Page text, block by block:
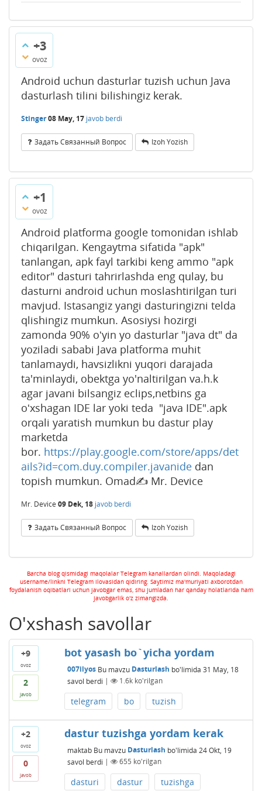
+3
ovoz
Android uchun dasturlar tuzish uchun Java
dasturlash tilini bilishingiz kerak.
Stinger08 May, 17 javob berdi
Задать Связанный Вопрос Izoh Yozish
+1
ovoz
Android platforma google tomonidan ishlab
chiqarilgan. Kengaytma sifatida "apk"
tanlangan, apk fayl tarkibi keng ammo "apk
editor" dasturi tahrirlashda eng qulay, bu
dasturni android uchun moslashtirilgan turi
mavjud. Istasangiz yangi dasturingizni telda
qlishingiz mumkun. Asosiysi hozirgi
zamonda 90% oʻyin yo dasturlar "java dt" da
yoziladi sababi Java platforma muhit
tanlamaydi, havsizlikni yuqori darajada
ta'minlaydi, obektga yo'naltirilgan va.h.k
agar javani bilsangiz eclips,netbins ga
oʻxshagan IDE lar yoki teda "java IDE".apk
orqali yaratish mumkun bu dastur play
marketda
bor. https://play.google.com/store/apps/det
ails?id=com.duy.compiler.javanide dan
topish mumkun. Omad✍️ Mr. Device
Mr. Device 09 Dek, 18 javob berdi
Задать Связанный Вопрос Izoh Yozish
Barcha blog qismidagi maqolalar Telegram kanallardan olindi. Maqoladagi
username/linkni Telegram ilovasidan qidiring. Saytimiz ma'muriyati axborotdan
foydalanish oqibatlari uchun javobgar emas, shu jumladan har qanday holatlarida ham
javobgarlik o'z zimangizda.
O'xshash savollar
+9
ovoz
2
javob
bot yasash bo`yicha yordam
007ilyos Bu mavzu Dasturlash bo'limida 31 May, 18
savol berdi | 1.6kko'rilgan
telegram bo tuzish
+2
ovoz
0
javob
dastur tuzishga yordam kerak
maktab Bu mavzu Dasturlash bo'limida 24 Okt, 19
savol berdi | 655 ko'rilgan
dasturi dastur
tuzishga